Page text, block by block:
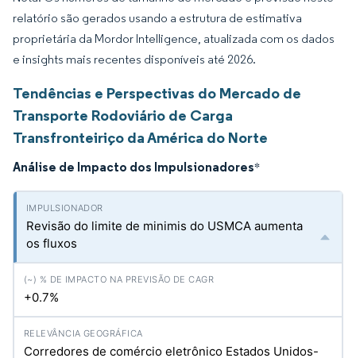
relatório são gerados usando a estrutura de estimativa
proprietária da Mordor Intelligence, atualizada com os dados
e insights mais recentes disponíveis até 2026.
Tendências e Perspectivas do Mercado de
Transporte Rodoviário de Carga
Transfronteiriço da América do Norte
Análise de Impacto dos Impulsionadores*
Revisão do limite de minimis do USMCA aumenta
os fluxos
+0.7%
Corredores de comércio eletrônico Estados Unidos-